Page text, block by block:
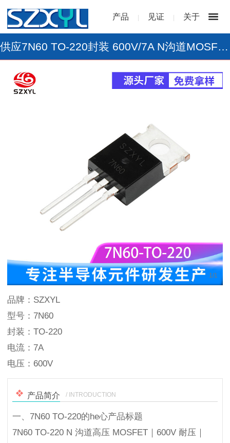
产品 | 见证 | 关于
供应7N60 TO-220封装 600V/7A N沟道MOSFET
1 /1
品牌：SZXYL
型号：7N60
封装：TO-220
电流：7A
电压：600V
产品简介 / INTRODUCTION
一、7N60 TO-220的he心产品标题
7N60 TO-220 N 沟道高压 MOSFET｜600V 耐压｜